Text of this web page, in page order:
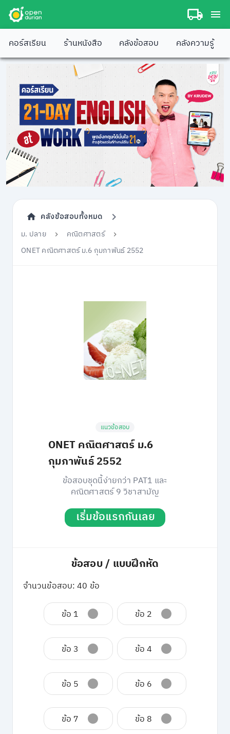
คอร์สเรียน ร้านหนังสือ คลังข้อสอบ คลังความรู้
คลังข้อสอบทั้งหมด
ม. ปลาย
คณิตศาสตร์
ONET คณิตศาสตร์ ม.6 กุมภาพันธ์ 2552
แนวข้อสอบ
ONET คณิตศาสตร์ ม.6
กุมภาพันธ์ 2552
ข้อสอบชุดนี้ง่ายกว่า PAT1 และ
คณิตศาสตร์ 9 วิชาสามัญ
เริ่มข้อแรกกันเลย
ข้อสอบ / แบบฝึกหัด
จำนวนข้อสอบ: 40 ข้อ
ข้อ 1 ข้อ 2
ข้อ 3 ข้อ 4
ข้อ 5 ข้อ 6
ข้อ 7 ข้อ 8